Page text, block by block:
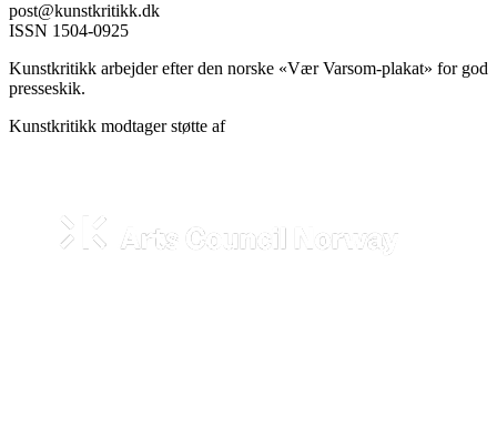
post@kunstkritikk.dk
ISSN 1504-0925
Kunstkritikk arbejder efter den norske «Vær Varsom-plakat» for god
presseskik.
Kunstkritikk modtager støtte af